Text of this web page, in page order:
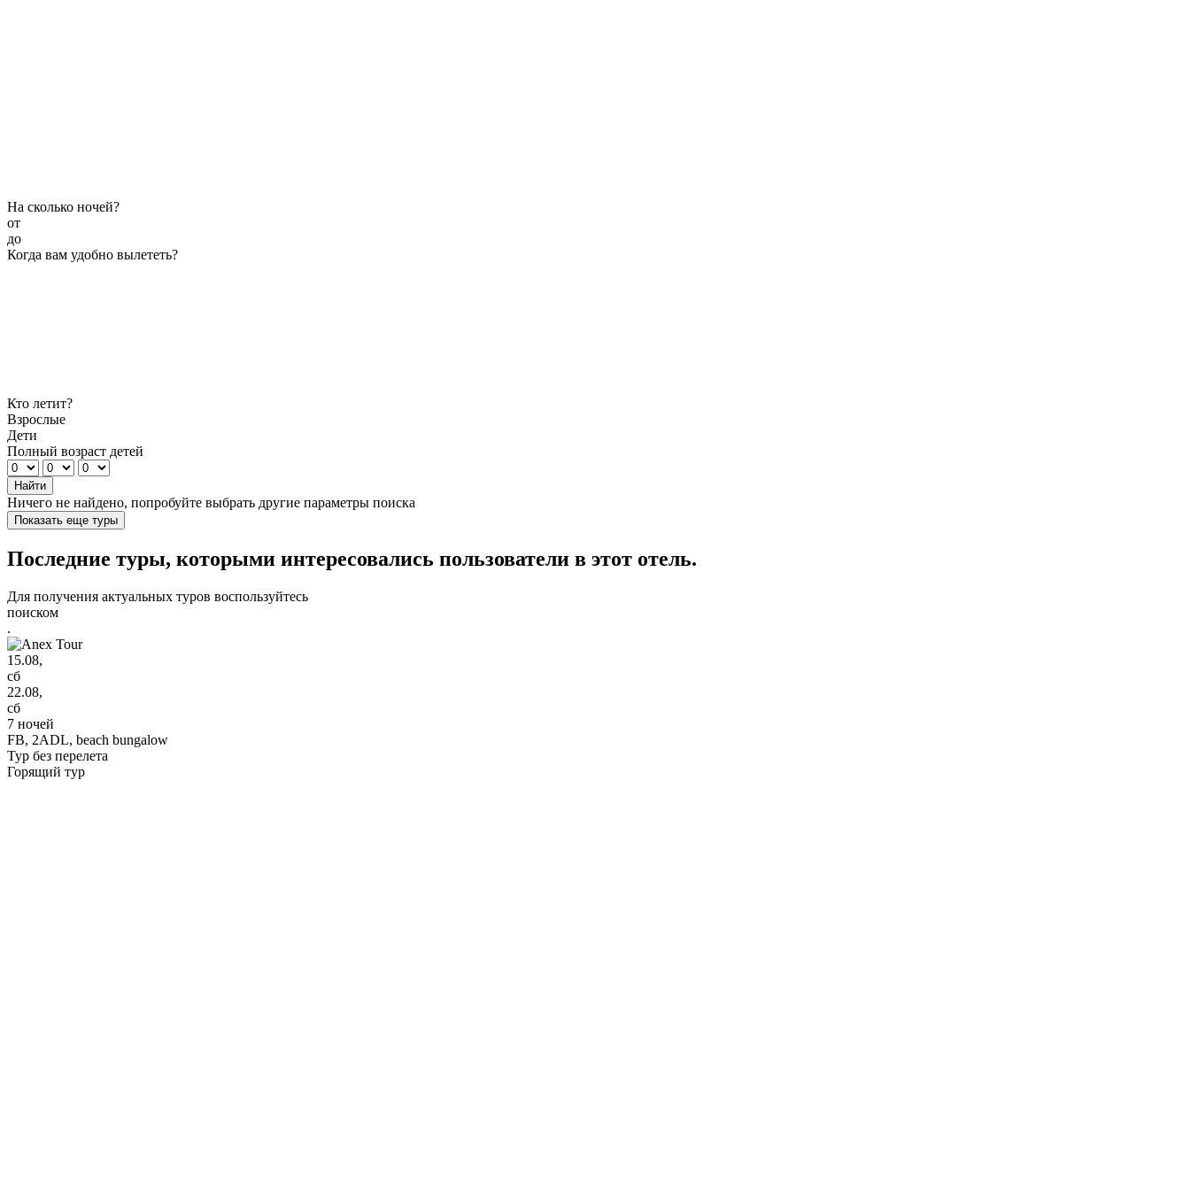
На сколько ночей?
от
до
Когда вам удобно вылететь?
Кто летит?
Взрослые
Дети
Полный возраст детей
Найти
Ничего не найдено, попробуйте выбрать другие параметры поиска
Показать еще туры
Последние туры, которыми интересовались пользователи в этот отель.
Для получения актуальных туров воспользуйтесь
поиском
.
15.08,
сб
22.08,
сб
7 ночей
FB, 2ADL, beach bungalow
Тур без перелета
Горящий тур